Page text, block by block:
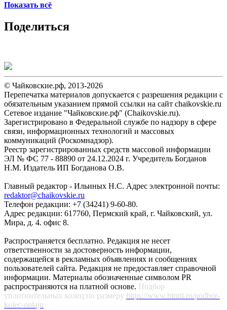
Показать всё
Поделиться
© Чайковские.рф, 2013-2026
Перепечатка материалов допускается с разрешения редакции с
обязательным указанием прямой ссылки на сайт chaikovskie.ru
Сетевое издание "Чайковские.рф" (Chaikovskie.ru).
Зарегистрировано в Федеральной службе по надзору в сфере
связи, информационных технологий и массовых
коммуникаций (Роскомнадзор).
Реестр зарегистрированных средств массовой информации
ЭЛ № ФС 77 - 88890 от 24.12.2024 г. Учредитель Богданов
Н.М. Издатель ИП Богданова О.В.
Главный редактор - Ильиных Н.С. Адрес электронной почты:
redaktor@chaikovskie.ru
Телефон редакции: +7 (34241) 9-60-80.
Адрес редакции: 617760, Пермский край, г. Чайковский, ул.
Мира, д. 4. офис 8.
Распространяется бесплатно. Редакция не несет
ответственности за достоверность информации,
содержащейся в рекламных объявлениях и сообщениях
пользователей сайта. Редакция не предоставляет справочной
информации. Материалы обозначенные символом PR
распространяются на платной основе. Подбор
уплотнительных колец по размеру https://www.binrti.ru/podbor-
kolec-onlajn